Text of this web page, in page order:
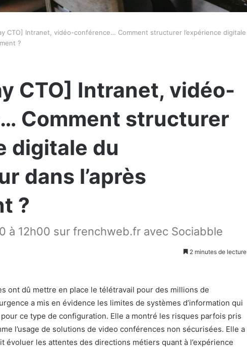
CTO] Intranet, vidéo-conférence… Comment structurer l’expérience digitale
?
CTO] Intranet, vidéo-
Comment structurer
digitale du
dans l’après
?
à 12h00 sur frenchweb.fr avec Sociabble
2 minutes de lecture
ont dû mettre en place le télétravail pour des millions de
a mis en évidence les limites de systèmes d’information qui
ce type de configuration. Elle a montré les risques parfois pris
l’usage de solutions de video conférences non sécurisées. Elle a
évoluer les attentes des directions métiers quant à l’expérience